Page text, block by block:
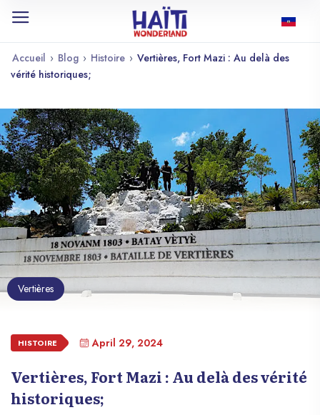
Accueil › Blog › Histoire › Vertières, Fort Mazi : Au delà des
vérité historiques;
Vertières
HISTOIRE April 29, 2024
Vertières, Fort Mazi : Au delà des vérité
historiques;